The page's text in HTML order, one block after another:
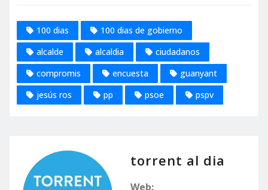
100 dias
100 dias de gobierno
alcalde
alcaldia
ciudadanos
compromis
encuesta
guanyant
jesús ros
pp psoe pspv
torrent al dia
Web: